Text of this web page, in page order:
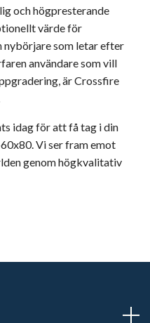
och högpresterande
värde för
nybörjare som letar efter
användare som vill
är Crossfire
idag för att få tag i din
Vi ser fram emot
genom högkvalitativ